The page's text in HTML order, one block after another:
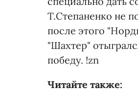
Т.Степаненко не
после этого
"Шахтер"
победу. !zn
Читайте также: